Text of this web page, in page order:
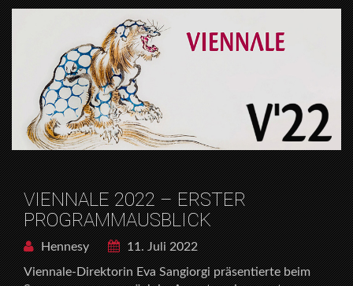
VIENNALE 2022 – ERSTER
PROGRAMMAUSBLICK
Hennesy
11. Juli 2022
Viennale-Direktorin Eva Sangiorgi präsentierte beim